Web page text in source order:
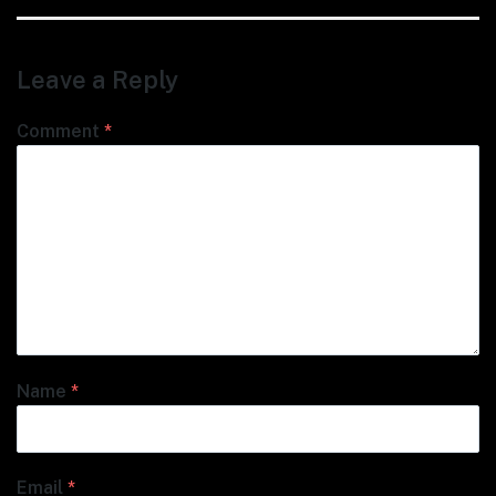
Leave a Reply
Comment *
Name *
Email *